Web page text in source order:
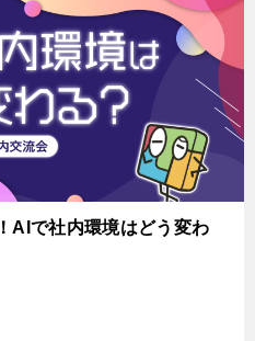
AIで社内環境はどう変わ